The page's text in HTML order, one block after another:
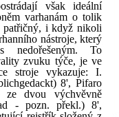
však ideální
varhanám o tolik
patřičný, i když nikoli
nástroje, který
nedořešeným. To
zvuku týče, je ve
stroje vykazuje: I.
8', Pifaro
dvou výchvěvně
- pozn. překl.) 8',